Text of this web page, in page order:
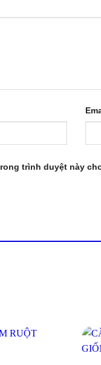
trình duyệt này